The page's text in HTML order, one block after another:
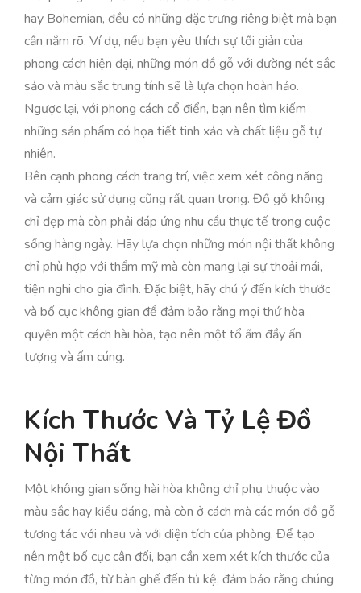
hay Bohemian, đều có những đặc trưng riêng biệt mà bạn
cần nắm rõ. Ví dụ, nếu bạn yêu thích sự tối giản của
phong cách hiện đại, những món đồ gỗ với đường nét sắc
sảo và màu sắc trung tính sẽ là lựa chọn hoàn hảo.
Ngược lại, với phong cách cổ điển, bạn nên tìm kiếm
những sản phẩm có họa tiết tinh xảo và chất liệu gỗ tự
nhiên.
Bên cạnh phong cách trang trí, việc xem xét công năng
và cảm giác sử dụng cũng rất quan trọng. Đồ gỗ không
chỉ đẹp mà còn phải đáp ứng nhu cầu thực tế trong cuộc
sống hàng ngày. Hãy lựa chọn những món nội thất không
chỉ phù hợp với thẩm mỹ mà còn mang lại sự thoải mái,
tiện nghi cho gia đình. Đặc biệt, hãy chú ý đến kích thước
và bố cục không gian để đảm bảo rằng mọi thứ hòa
quyện một cách hài hòa, tạo nên một tổ ấm đầy ấn
tượng và ấm cúng.
Kích Thước Và Tỷ Lệ Đồ
Nội Thất
Một không gian sống hài hòa không chỉ phụ thuộc vào
màu sắc hay kiểu dáng, mà còn ở cách mà các món đồ gỗ
tương tác với nhau và với diện tích của phòng. Để tạo
nên một bố cục cân đối, bạn cần xem xét kích thước của
từng món đồ, từ bàn ghế đến tủ kệ, đảm bảo rằng chúng